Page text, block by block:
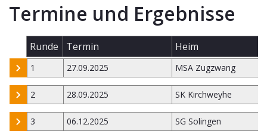
Termine und Ergebnisse
Runde Termin Heim
1 27.09.2025 MSA Zugzwang
2 28.09.2025 SK Kirchweyhe
3 06.12.2025 SG Solingen